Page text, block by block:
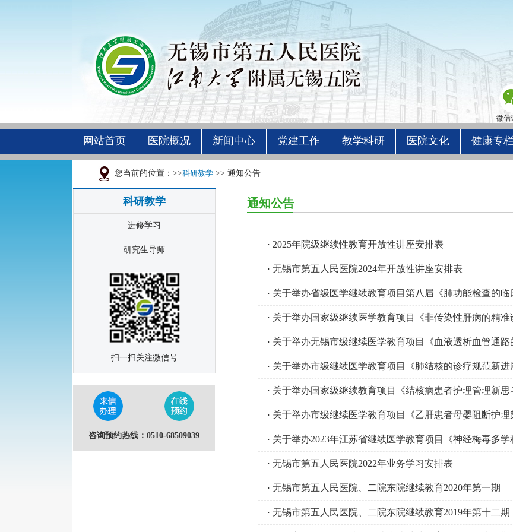
微信
网站首页 医院概况 新闻中心 党建工作 教学科研 医院文化 健康专栏
您当前的位置：>>科研教学 >> 通知公告
科研教学
进修学习
研究生导师
扫一扫关注微信号
咨询预约热线：0510-68509039
通知公告
· 2025年院级继续性教育开放性讲座安排表
·无锡市第五人民医院2024年开放性讲座安排表
· 关于举办省级医学继续教育项目第八届《肺功能检查的
· 关于举办国家级继续医学教育项目《非传染性肝病的精
· 关于举办无锡市级继续医学教育项目《血液透析血管通
· 关于举办市级继续医学教育项目《肺结核的诊疗规范新
· 关于举办国家级继续教育项目《结核病患者护理管理新
· 关于举办市级继续医学教育项目《乙肝患者母婴阻断护理
· 关于举办2023年江苏省继续医学教育项目《神经梅毒多
·无锡市第五人民医院2022年业务学习安排表
·无锡市第五人民医院、二院东院继续教育2020年第一期
·无锡市第五人民医院、二院东院继续教育2019年第十二期